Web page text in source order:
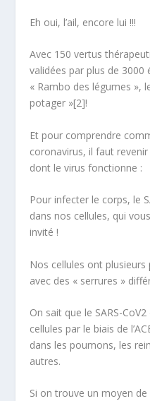
Eh oui, l’ail, encore lui !!!
Avec 150 vertus
validées par plus de 3000
« Rambo des légumes »,
potager »[2]!
Et pour comprendre
coronavirus, il faut
dont le virus fonctionne :
Pour infecter le corps, le
dans nos cellules, qui
invité !
Nos cellules ont plusieurs
avec des « serrures »
On sait que le SARS-
cellules par le biais de
dans les poumons, les
autres.
Si on trouve un moyen